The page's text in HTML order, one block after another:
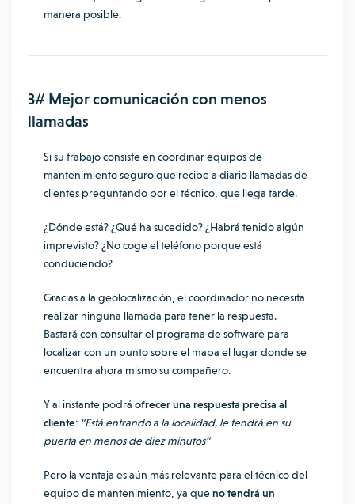
manera posible.
3# Mejor comunicación con menos
llamadas
Si su trabajo consiste en coordinar equipos de
mantenimiento seguro que recibe a diario llamadas de
clientes preguntando por el técnico, que llega tarde.
¿Dónde está? ¿Qué ha sucedido? ¿Habrá tenido algún
imprevisto? ¿No coge el teléfono porque está
conduciendo?
Gracias a la geolocalización, el coordinador no necesita
realizar ninguna llamada para tener la respuesta.
Bastará con consultar el programa de software para
localizar con un punto sobre el mapa el lugar donde se
encuentra ahora mismo su compañero.
Y al instante podrá ofrecer una respuesta precisa al
cliente: “Está entrando a la localidad, le tendrá en su
puerta en menos de diez minutos”
Pero la ventaja es aún más relevante para el técnico del
equipo de mantenimiento, ya queno tendrá un